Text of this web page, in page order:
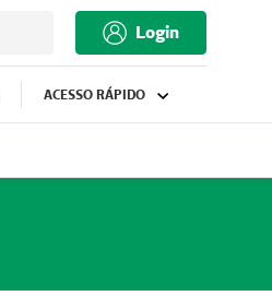
Login
ACESSO RÁPIDO